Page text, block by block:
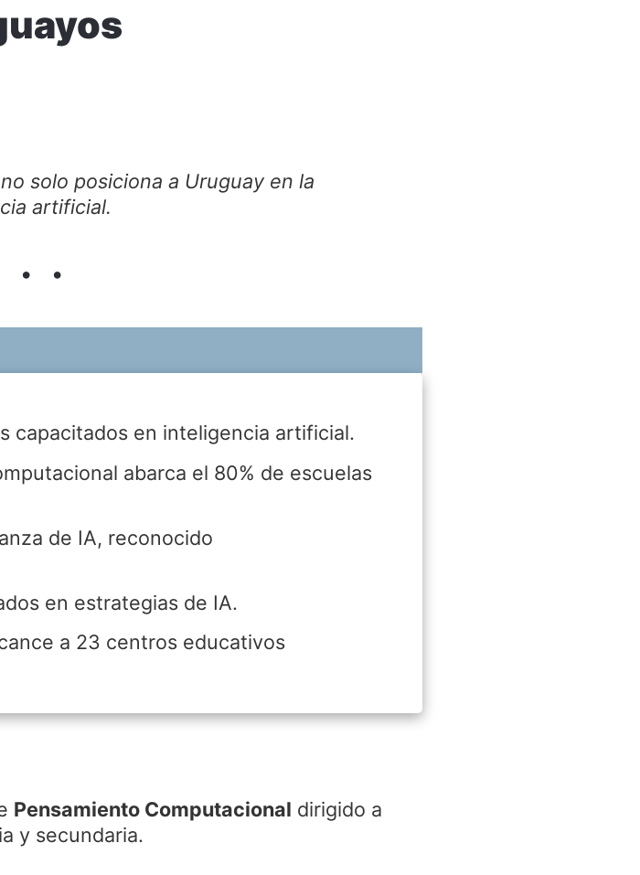
solo posiciona a Uruguay en la
artificial.
capacitados en inteligencia artificial.
abarca el 80% de escuelas
de IA, reconocido
en estrategias de IA.
a 23 centros educativos
Pensamiento Computacional dirigido a
y secundaria.